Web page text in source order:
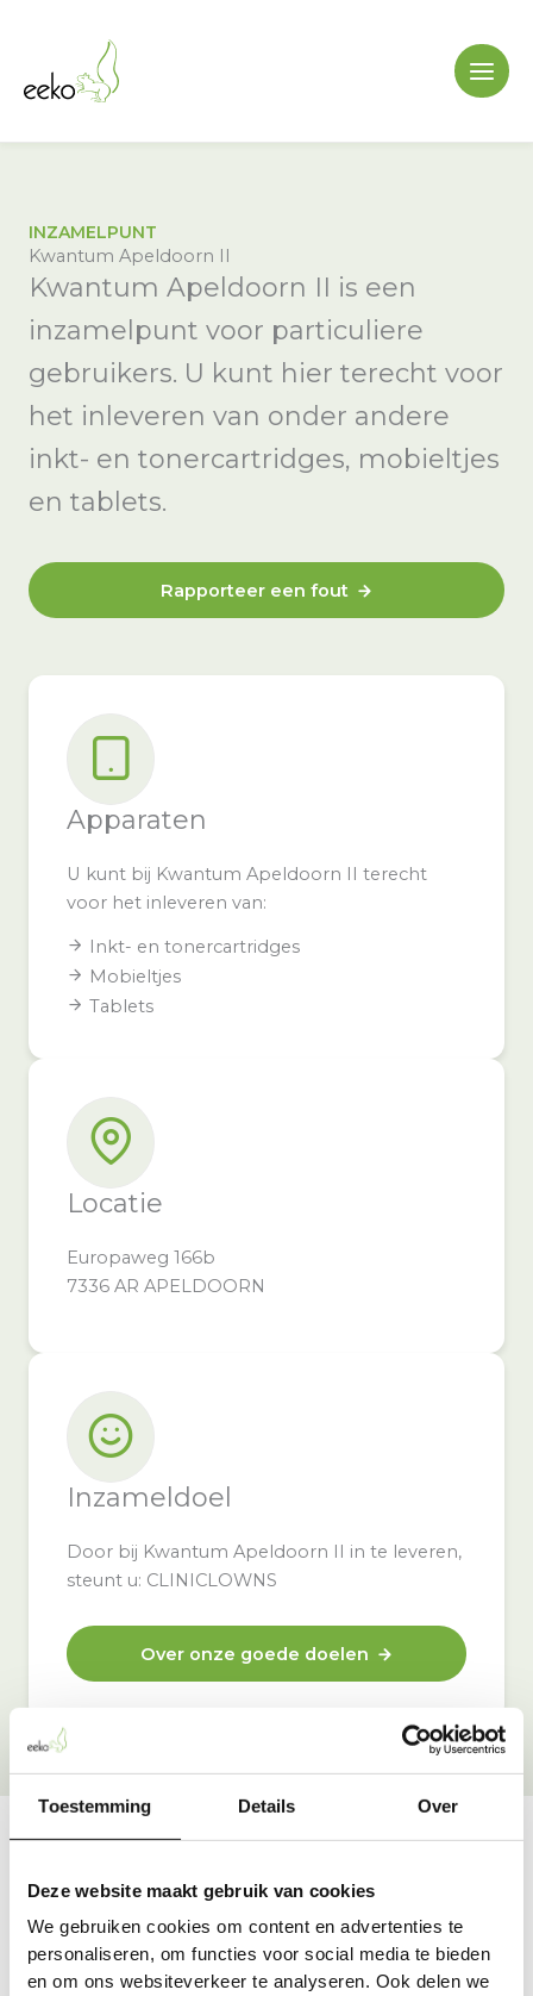
Toestemming Details Over
Deze website maakt gebruik van cookies
We gebruiken cookies om content en advertenties te
personaliseren, om functies voor social media te bieden
en om ons websiteverkeer te analyseren. Ook delen we
inhoud
INZAMELPUNT
Kwantum Apeldoorn II
Kwantum Apeldoorn II is een
inzamelpunt voor particuliere
gebruikers. U kunt hier terecht voor
het inleveren van onder andere
inkt- en tonercartridges, mobieltjes
en tablets.
Rapporteer een fout
Apparaten
U kunt bij Kwantum Apeldoorn II terecht
voor het inleveren van:
Inkt- en tonercartridges
Mobieltjes
Tablets
Locatie
Europaweg 166b
7336 AR APELDOORN
Inzameldoel
Door bij Kwantum Apeldoorn II in te leveren,
steunt u: CLINICLOWNS
Over onze goede doelen
Vraag & antwoord
De meest voorkomende vragen over onze dienst vind
je hier.